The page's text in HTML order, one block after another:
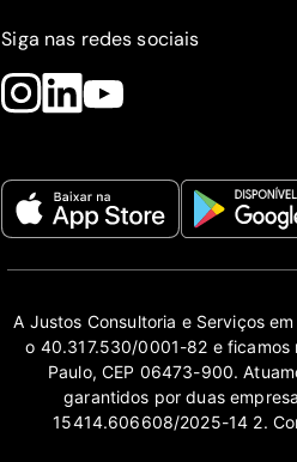
Siga nas redes sociais
A Justos Consultoria e Serviços
o 40.317.530/0001-82 e ficamos
Paulo, CEP 06473-900.
garantidos por duas
15414.606608/2025-14 2.